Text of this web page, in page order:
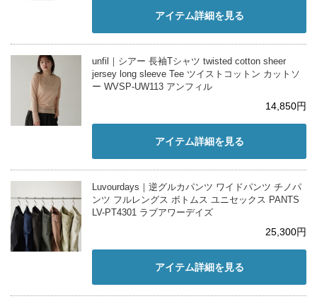
アイテム詳細を見る
unfil｜シアー 長袖Tシャツ twisted cotton sheer
jersey long sleeve Tee ツイストコットン カットソ
ー WVSP-UW113 アンフィル
14,850円
アイテム詳細を見る
Luvourdays｜逆グルカパンツ ワイドパンツ チノパ
ンツ フルレングス ボトムス ユニセックス PANTS
LV-PT4301 ラブアワーデイズ
25,300円
アイテム詳細を見る